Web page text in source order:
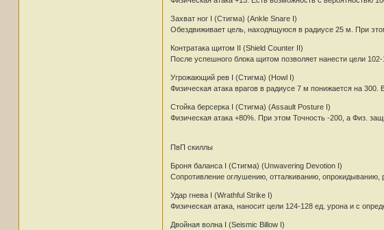
Захват ног I (Стигма) (Ankle Snare I)
Обездвиживает цель, находящуюся в радиусе 25 м. При
Контратака щитом II (Shield Counter II)
После успешного блока щитом позволяет нанести цели
Угрожающий рев I (Стигма) (Howl I)
Физическая атака врагов в радиусе 7 м понижается на 300.
Стойка берсерка I (Стигма) (Assault Posture I)
Физическая атака +80%. При этом Точность -200, а Физ.
ПвП скиллы
Броня баланса I (Стигма) (Unwavering Devotion I)
Сопротивление оглушению, отталкиванию,
Удар гнева I (Wrathful Strike I)
Физическая атака, наносит цели 124-128 ед. урона и с
Двойная волна I (Seismic Billow I)